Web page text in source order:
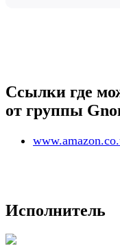
Ссылки где
от группы
Исполнитель